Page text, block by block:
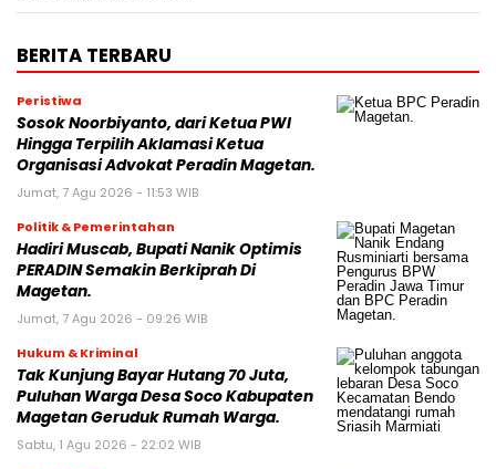
BERITA TERBARU
Peristiwa
Sosok Noorbiyanto, dari Ketua PWI
Hingga Terpilih Aklamasi Ketua
Organisasi Advokat Peradin Magetan.
Jumat, 7 Agu 2026 - 11:53 WIB
Politik & Pemerintahan
Hadiri Muscab, Bupati Nanik Optimis
PERADIN Semakin Berkiprah Di
Magetan.
Jumat, 7 Agu 2026 - 09:26 WIB
Hukum & Kriminal
Tak Kunjung Bayar Hutang 70 Juta,
Puluhan Warga Desa Soco Kabupaten
Magetan Geruduk Rumah Warga.
Sabtu, 1 Agu 2026 - 22:02 WIB